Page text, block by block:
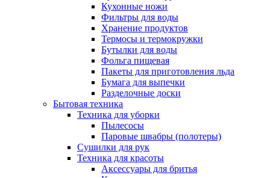
Кухонные ножи
Фильтры для воды
Хранение продуктов
Термосы и термокружки
Бутылки для воды
Фольга пищевая
Пакеты для приготовления льда
Бумага для выпечки
Разделочные доски
Бытовая техника
Техника для уборки
Пылесосы
Паровые швабры (полотеры)
Сушилки для рук
Техника для красоты
Аксессуары для бритья